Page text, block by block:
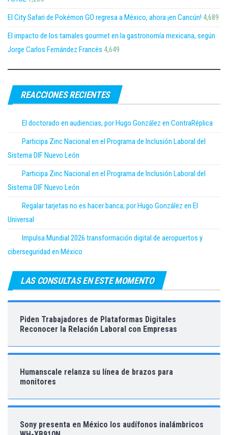
El City Safari de Pokémon GO regresa a México, ahora ¡en Cancún! 4,689
El impacto de los tamales gourmet en la gastronomía mexicana, según
Jorge Carlos Fernández Francés 4,649
REACCIONES RECIENTES
El doctorado en audiencias, por Hugo González en ContraRéplica
Participa Zinc Nacional en el Programa de Inclusión Laboral del
Sistema DIF Nuevo León
Participa Zinc Nacional en el Programa de Inclusión Laboral del
Sistema DIF Nuevo León
Regalar tarjetas no es hacer banca; por Hugo González en El
Universal
Impulsa Mundial 2026 transformación digital de aeropuertos y
ciberseguridad en México
LAS CONSULTAS EN ESTE MOMENTO
Piden Trabajadores de Plataformas Digitales
Reconocer la Relación Laboral con Empresas
Humanscale relanza su línea de brazos para
monitores
Sony presenta en México los audífonos inalámbricos